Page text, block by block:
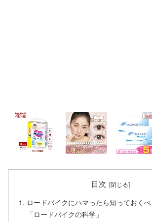
目次
ロードバイクにハマったら知っておく
「ロードバイクの科学」